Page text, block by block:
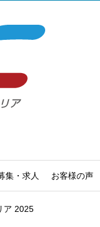
集・求人 お客様の声
ア 2025